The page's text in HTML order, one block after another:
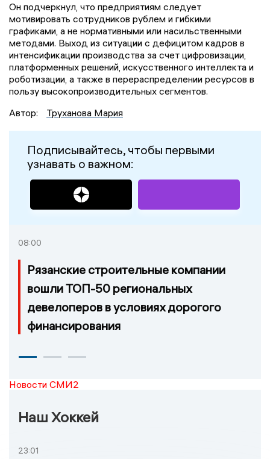
Он подчеркнул, что предприятиям следует
мотивировать сотрудников рублем и гибкими
графиками, а не нормативными или насильственными
методами. Выход из ситуации с дефицитом кадров в
интенсификации производства за счет цифровизации,
платформенных решений, искусственного интеллекта и
роботизации, а также в перераспределении ресурсов в
пользу высокопроизводительных сегментов.
Автор:
Труханова Мария
Подписывайтесь, чтобы первыми
узнавать о важном:
08:00
Рязанские строительные компании
вошли ТОП-50 региональных
девелоперов в условиях дорогого
финансирования
Новости СМИ2
Наш Хоккей
23:01